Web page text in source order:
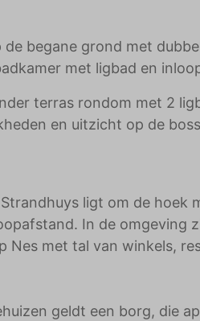
de begane grond met
met ligbad en
terras rondom met 2
en uitzicht op de
ligt om de hoek
In de omgeving
Nes met tal van winkels,
geldt een borg, die